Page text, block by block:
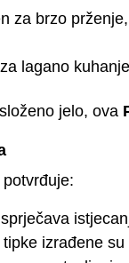
za brzo
lagano
jelo, ova
izrađene